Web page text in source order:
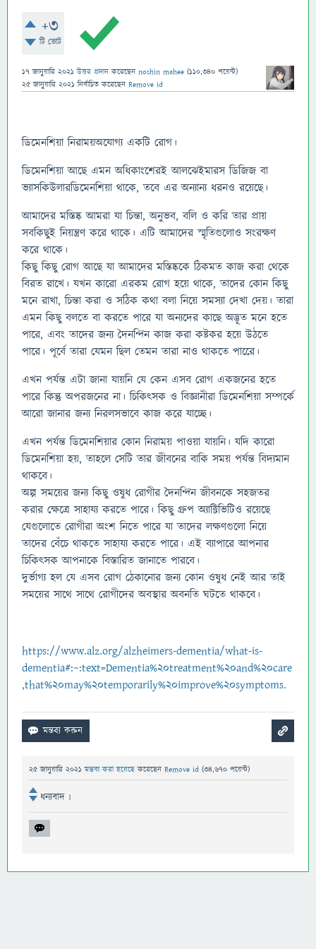
+3
টি ভোট
17 জানুয়ারি 2021 উত্তর প্রদান করেছেন noshin mahee (110,340 পয়েন্ট)
25 জানুয়ারি 2021 নির্বাচিত করেছেন Remove id
ডিমেনশিয়া নিরাময়অযোগ্য একটি রোগ।
ডিমেনশিয়া আছে এমন অধিকাংশেরই আলঝেইমারস ডিজিজ বা
ভ্যাসকিউলারডিমেনশিয়া থাকে, তবে এর অন্যান্য ধরনও রয়েছে।
আমাদের মস্তিষ্ক আমরা যা চিন্তা, অনুভব, বলি ও করি তার প্রায়
সবকিছুই নিয়ন্ত্রণ করে থাকে। এটি আমাদের স্মৃতিগুলোও সংরক্ষণ
করে থাকে।
কিছু কিছু রোগ আছে যা আমাদের মস্তিষ্ককে ঠিকমত কাজ করা থেকে
বিরত রাখে। যখন কারো এরকম রোগ হয়ে থাকে, তাদের কোন কিছু
মনে রাখা, চিন্তা করা ও সঠিক কথা বলা নিয়ে সমস্যা দেখা দেয়। তারা
এমন কিছু বলতে বা করতে পারে যা অন্যদের কাছে অদ্ভূত মনে হতে
পারে, এবং তাদের জন্য দৈনন্দিন কাজ করা কষ্টকর হয়ে উঠতে
পারে। পূর্বে তারা যেমন ছিল তেমন তারা নাও থাকতে পারেে।
এখন পর্যন্ত এটা জানা যায়নি যে কেন এসব রোগ একজনের হতে
পারে কিন্তু অপরজনের না। চিকিৎসক ও বিজ্ঞানীরা ডিমেনশিয়া সম্পর্কে
আরো জানার জন্য নিরলসভাবে কাজ করে যাচ্ছে।
এখন পর্যন্ত ডিমেনশিয়ার কোন নিরাময় পাওয়া যায়নি। যদি কারো
ডিমেনশিয়া হয়, তাহলে সেটি তার জীবনের বাকি সময় পর্যন্ত বিদ্যমান
থাকবে।
অল্প সময়ের জন্য কিছু ওষুধ রোগীর দৈনন্দিন জীবনকে সহজতর
করার ক্ষেত্রে সাহায্য করতে পারে। কিছু গ্রুপ অ্যাক্টিভিটিও রয়েছে
যেগুলোতে রোগীরা অংশ নিতে পারে যা তাদের লক্ষণগুলো নিয়ে
তাদের বেঁচে থাকতে সাহায্য করতে পারে। এই ব্যাপারে আপনার
চিকিৎসক আপনাকে বিস্তারিত জানাতে পারবে।
দুর্ভাগ্য হল যে এসব রোগ ঠেকানোর জন্য কোন ওষুধ নেই আর তাই
সময়ের সাথে সাথে রোগীদের অবস্থার অবনতি ঘটতে থাকবে।
https://www.alz.org/alzheimers-dementia/what-is-
dementia#:~:text=Dementia%20treatment%20and%20care
,that%20may%20temporarily%20improve%20symptoms.
25 জানুয়ারি 2021 মন্তব্য করা হয়েছেকরেছেন Remove id (34,670 পয়েন্ট)
ধন্যবাদ ৷